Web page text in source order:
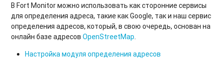
В Fort Monitor можно использовать как сторонние сервисы
для определения адреса, такие как Google, так и наш сервис
определения адресов, который, в свою очередь, основан на
онлайн базе адресовOpenStreetMap.
Настройка модуля определения адресов